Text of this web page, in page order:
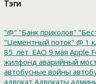
Тэги
"@" "Банк приколов"
"Цементный поток" @ 1
85_лет_ЕАО 9 мая Apple
жилфонд аварийный мост
автобусные войны
адвокат Адвокаты